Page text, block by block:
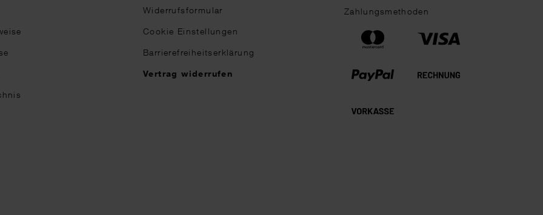
Widerrufsformular
Cookie Einstellungen
Barrierefreiheitserklärung
Vertrag widerrufen
Zahlungsmethoden